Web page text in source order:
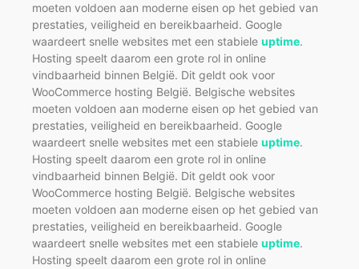
moeten voldoen aan moderne eisen op het gebied van
prestaties, veiligheid en bereikbaarheid. Google
waardeert snelle websites met een stabiele uptime.
Hosting speelt daarom een grote rol in online
vindbaarheid binnen België. Dit geldt ook voor
WooCommerce hosting België. Belgische websites
moeten voldoen aan moderne eisen op het gebied van
prestaties, veiligheid en bereikbaarheid. Google
waardeert snelle websites met een stabiele uptime.
Hosting speelt daarom een grote rol in online
vindbaarheid binnen België. Dit geldt ook voor
WooCommerce hosting België. Belgische websites
moeten voldoen aan moderne eisen op het gebied van
prestaties, veiligheid en bereikbaarheid. Google
waardeert snelle websites met een stabiele uptime.
Hosting speelt daarom een grote rol in online